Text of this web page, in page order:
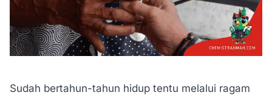
Sudah bertahun-tahun hidup tentu melalui ragam